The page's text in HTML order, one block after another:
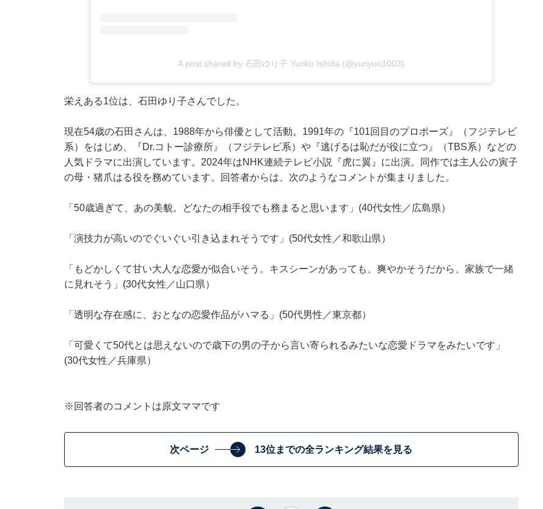
A post shared by 石田ゆり子 Yuriko Ishida (@yuriyuri1003)
栄えある1位は、石田ゆり子さんでした。
現在54歳の石田さんは、1988年から俳優として活動。1991年の『101回目のプロポーズ』（フジテレビ
系）をはじめ、『Dr.コトー診療所』（フジテレビ系）や『逃げるは恥だが役に立つ』（TBS系）などの
人気ドラマに出演しています。2024年はNHK連続テレビ小説『虎に翼』に出演。同作では主人公の寅子
の母・猪爪はる役を務めています。回答者からは、次のようなコメントが集まりました。
「50歳過ぎて、あの美貌。どなたの相手役でも務まると思います」(40代女性／広島県）
「演技力が高いのでぐいぐい引き込まれそうです」(50代女性／和歌山県）
「もどかしくて甘い大人な恋愛が似合いそう。キスシーンがあっても、爽やかそうだから、家族で一緒
に見れそう」(30代女性／山口県）
「透明な存在感に、おとなの恋愛作品がハマる」(50代男性／東京都）
「可愛くて50代とは思えないので歳下の男の子から言い寄られるみたいな恋愛ドラマをみたいです」
(30代女性／兵庫県）
※回答者のコメントは原文ママです
次ページ 13位までの全ランキング結果を見る